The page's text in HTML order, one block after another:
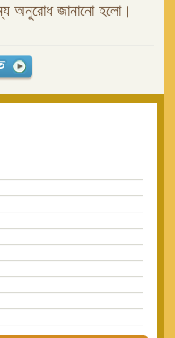
অনুরোধ জানানো হলো।